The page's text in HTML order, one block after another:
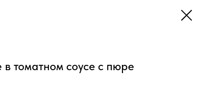
томатном соусе с пюре